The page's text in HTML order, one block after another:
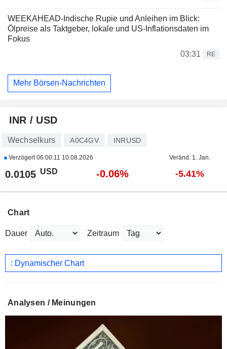
WEEKAHEAD-Indische Rupie und Anleihen im Blick:
Ölpreise als Taktgeber, lokale und US-Inflationsdaten im
Fokus
03:31
RE
Mehr Börsen-Nachrichten
INR / USD
Wechselkurs A0C4GV INRUSD
Verzögert06:00:11 10.08.2026 Veränd. 1. Jan.
0.0105 USD -0.06% -5.41%
Chart
Dauer Zeitraum
: Dynamischer Chart
Analysen / Meinungen